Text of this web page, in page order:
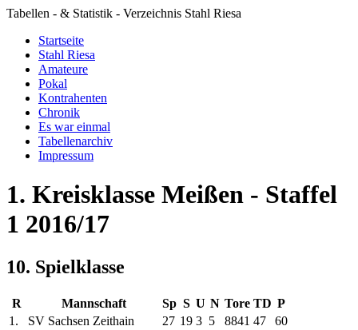
Tabellen - & Statistik - Verzeichnis Stahl Riesa
Startseite
Stahl Riesa
Amateure
Pokal
Kontrahenten
Chronik
Es war einmal
Tabellenarchiv
Impressum
1. Kreisklasse Meißen - Staffel
1 2016/17
10. Spielklasse
R Mannschaft Sp S U N Tore TD P
1.
SV Sachsen Zeithain 27 19 3 5 8841 47
60